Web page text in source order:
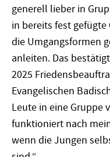
generell lieber in
in bereits fest
die Umgangsformen
anleiten. Das
2025
Evangelischen
Leute in eine Gruppe
funktioniert nach
wenn die Jungen